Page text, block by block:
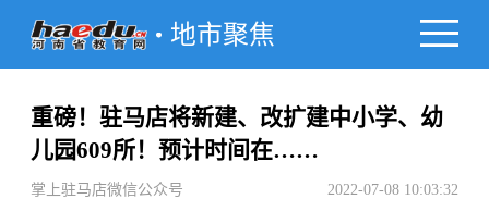
地市聚焦
重磅！驻马店将新建、改扩建中小学、幼
儿园609所！预计时间在……
掌上驻马店微信公众号 2022-07-08 10:03:32